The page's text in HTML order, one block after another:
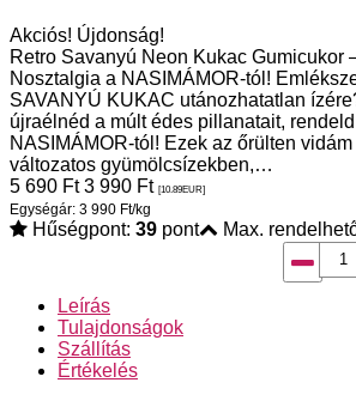
Akciós! Újdonság!
Retro Savanyú Neon Kukac Gumicukor
Nosztalgia a NASIMÁMOR-tól!
SAVANYÚ KUKAC utánozhatatlan
újraélnéd a múlt édes pillanatait,
NASIMÁMOR-tól! Ezek az őrülten
változatos gyümölcsízekben,…
5 690 Ft 3 990 Ft [10.89EUR]
Egységár: 3 990 Ft/kg
Hűségpont: 39 pont Max.
Leírás
Tulajdonságok
Szállítás
Értékelés